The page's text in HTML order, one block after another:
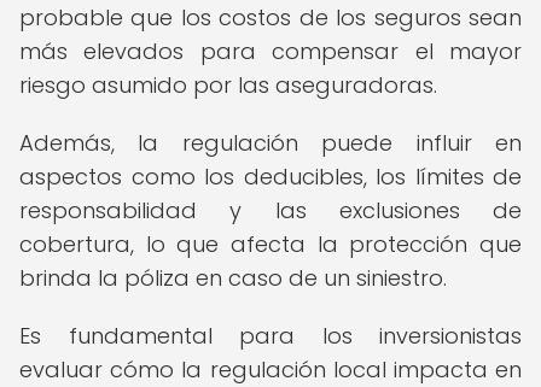
probable que los costos de los seguros sean
más elevados para compensar el mayor
riesgo asumido por las aseguradoras.
Además, la regulación puede influir en
aspectos como los deducibles, los límites de
responsabilidad y las exclusiones de
cobertura, lo que afecta la protección que
brinda la póliza en caso de un siniestro.
Es fundamental para los inversionistas
evaluar cómo la regulación local impacta en